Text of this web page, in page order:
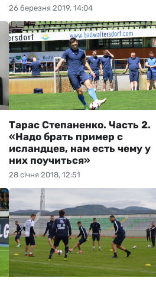
26 березня 2019, 14:04
28 січня 2018, 12:51
Тарас Степаненко. Часть 2.
«Надо брать пример с
исландцев, нам есть чему у
них поучиться»